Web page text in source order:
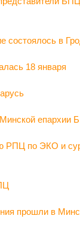
состоялось в
18 января
епархии
РПЦ по ЭКО и
прошли в